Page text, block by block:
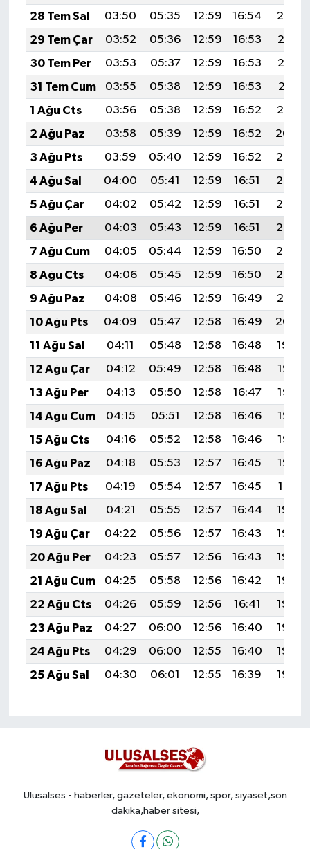
28 Tem Sal
03:50 05:35 12:59 16:54
20:14
29 Tem Çar
03:52 05:36 12:59 16:53
20:13
30 Tem Per
03:53 05:37 12:59 16:53
20:12
31 Tem Cum
03:55 05:38 12:59 16:53
20:11
1 Ağu Cts
03:56 05:38 12:59 16:52
20:10
2 Ağu Paz
03:58 05:39 12:59 16:52
20:09
3 Ağu Pts
03:59 05:40 12:59 16:52
20:08
4 Ağu Sal
04:00 05:41 12:59 16:51
20:07
5 Ağu Çar
04:02 05:42 12:59 16:51
20:06
6 Ağu Per
04:03 05:43 12:59 16:51
20:05
7 Ağu Cum
04:05 05:44 12:59 16:50
20:03
8 Ağu Cts
04:06 05:45 12:59 16:50
20:02
9 Ağu Paz
04:08 05:46 12:59 16:49
20:01
10 Ağu Pts
04:09 05:47 12:58 16:49
20:00
11 Ağu Sal
04:11 05:48 12:58 16:48
19:59
12 Ağu Çar
04:12 05:49 12:58 16:48
19:57
13 Ağu Per
04:13 05:50 12:58 16:47
19:56
14 Ağu Cum
04:15 05:51 12:58 16:46
19:55
15 Ağu Cts
04:16 05:52 12:58 16:46
19:53
16 Ağu Paz
04:18 05:53 12:57 16:45
19:52
17 Ağu Pts
04:19 05:54 12:57 16:45
19:51
18 Ağu Sal
04:21 05:55 12:57 16:44
19:49
19 Ağu Çar
04:22 05:56 12:57 16:43
19:48
20 Ağu Per
04:23 05:57 12:56 16:43
19:46
21 Ağu Cum
04:25 05:58 12:56 16:42
19:45
22 Ağu Cts
04:26 05:59 12:56 16:41
19:43
23 Ağu Paz
04:27 06:00 12:56 16:40
19:42
24 Ağu Pts
04:29 06:00 12:55 16:40
19:40
25 Ağu Sal
04:30 06:01 12:55 16:39 19:39
Ulusalses - haberler, gazeteler, ekonomi, spor, siyaset,son
dakika,haber sitesi,